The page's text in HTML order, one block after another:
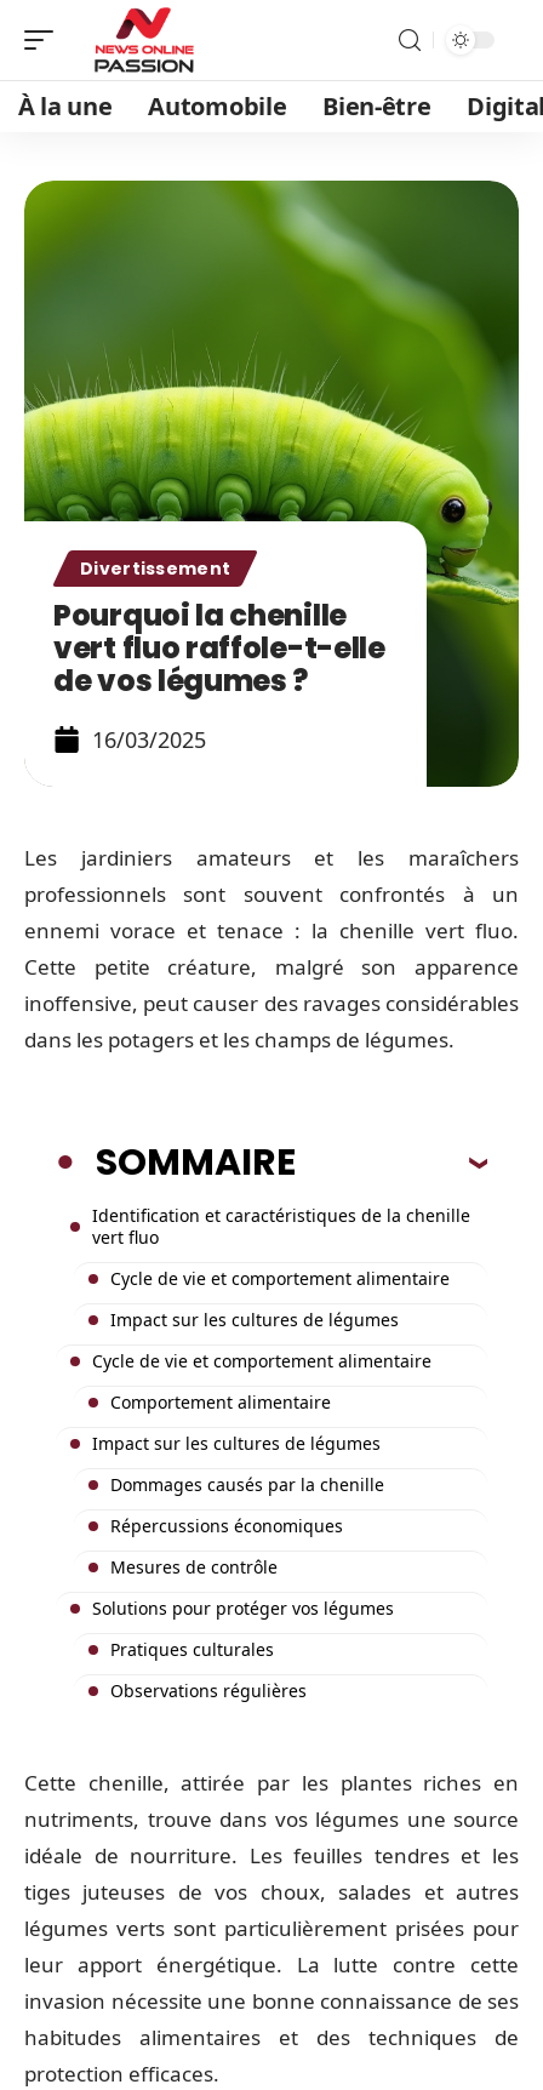
À la une Automobile Bien-être
Divertissement
Pourquoi la chenille
vert fluo raffole-t-elle
de vos légumes ?
16/03/2025
Les jardiniers amateurs et les maraîchers
professionnels sont souvent confrontés à un
ennemi vorace et tenace : la chenille vert fluo.
Cette petite créature, malgré son apparence
inoffensive, peut causer des ravages considérables
dans les potagers et les champs de légumes.
SOMMAIRE
Identification et caractéristiques de la chenille
vert fluo
Cycle de vie et comportement alimentaire
Impact sur les cultures de légumes
Cycle de vie et comportement alimentaire
Comportement alimentaire
Impact sur les cultures de légumes
Dommages causés par la chenille
Répercussions économiques
Mesures de contrôle
Solutions pour protéger vos légumes
Pratiques culturales
Observations régulières
Cette chenille, attirée par les plantes riches en
nutriments, trouve dans vos légumes une source
idéale de nourriture. Les feuilles tendres et les
tiges juteuses de vos choux, salades et autres
légumes verts sont particulièrement prisées pour
leur apport énergétique. La lutte contre cette
invasion nécessite une bonne connaissance de ses
habitudes alimentaires et des techniques de
protection efficaces.